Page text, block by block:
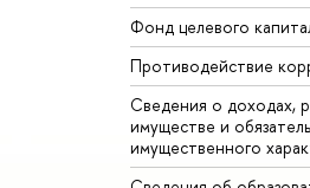
Фонд целевого
Противодействие
Сведения о доходах,
имуществе и
имущественного